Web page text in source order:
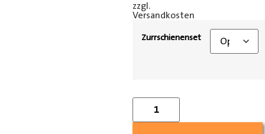
zzgl.
Versandkosten
Zurrschienenset